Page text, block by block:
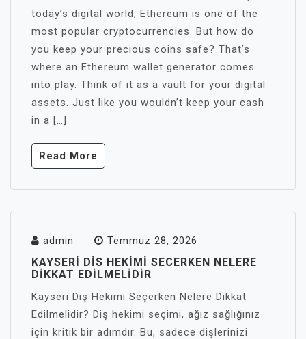
today’s digital world, Ethereum is one of the
most popular cryptocurrencies. But how do
you keep your precious coins safe? That’s
where an Ethereum wallet generator comes
into play. Think of it as a vault for your digital
assets. Just like you wouldn’t keep your cash
in a […]
Read More
admin Temmuz 28, 2026
KAYSERI DIS HEKIMI SECERKEN NELERE
DIKKAT EDILMELIDIR
Kayseri Diş Hekimi Seçerken Nelere Dikkat
Edilmelidir? Diş hekimi seçimi, ağız sağlığınız
için kritik bir adımdır. Bu, sadece dişlerinizi